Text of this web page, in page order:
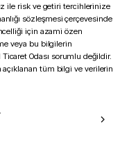
ile risk ve getiri tercihlerinize
sözleşmesi çerçevesinde
için azami özen
veya bu bilgilerin
Odası sorumlu değildir.
açıklanan tüm bilgi ve verilerin